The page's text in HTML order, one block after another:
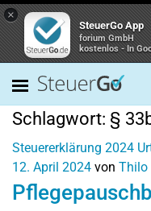
×
SteuerGo App
forium GmbH
kostenlos - In
Schlagwort: §
Steuererklärung 2024
12. April 2024 von Thilo